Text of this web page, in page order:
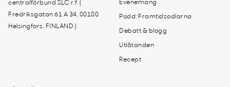
centralförbund SLC r.f. |
Fredriksgatan 61 A 34, 00100
Helsingfors, FINLAND |
Evenemang
Podd: Framtidsodlarna
Debatt & blogg
Utlåtanden
Recept